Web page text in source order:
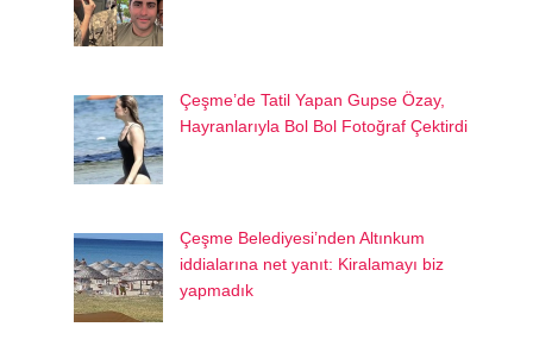
Çeşme’de Tatil Yapan Gupse Özay,
Hayranlarıyla Bol Bol Fotoğraf Çektirdi
Çeşme Belediyesi’nden Altınkum
iddialarına net yanıt: Kiralamayı biz
yapmadık